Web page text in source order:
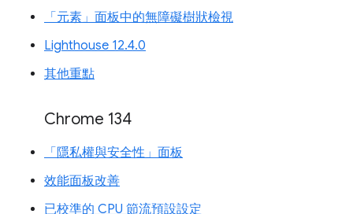
「元素」面板中的無障礙樹狀檢視
Lighthouse 12.4.0
其他重點
Chrome 134
「隱私權與安全性」面板
效能面板改善
已校準的 CPU 節流預設設定